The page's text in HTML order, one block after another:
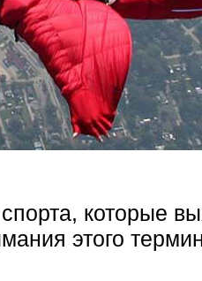
которые
этого